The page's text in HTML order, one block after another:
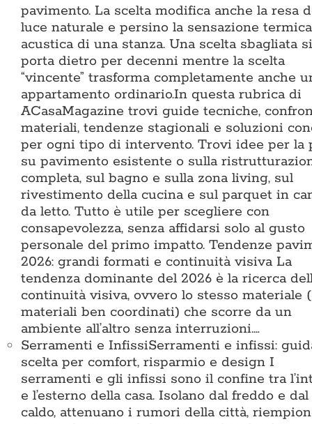
pavimento. La scelta modifica anche la resa
luce naturale e persino la sensazione
acustica di una stanza. Una scelta sbagliata si
porta dietro per decenni mentre la scelta
“vincente” trasforma completamente anche
appartamento ordinario.In questa rubrica di
ACasaMagazine trovi guide tecniche,
materiali, tendenze stagionali e soluzioni
per ogni tipo di intervento. Trovi idee per la
su pavimento esistente o sulla
completa, sul bagno e sulla zona living, sul
rivestimento della cucina e sul parquet in
da letto. Tutto è utile per scegliere con
consapevolezza, senza affidarsi solo al gusto
personale del primo impatto. Tendenze
2026: grandi formati e continuità visiva La
tendenza dominante del 2026 è la ricerca
continuità visiva, ovvero lo stesso materiale
materiali ben coordinati) che scorre da un
ambiente all’altro senza interruzioni.…
Serramenti e InfissiSerramenti e infissi:
scelta per comfort, risparmio e design I
serramenti e gli infissi sono il confine tra
e l’esterno della casa. Isolano dal freddo e dal
caldo, attenuano i rumori della città,